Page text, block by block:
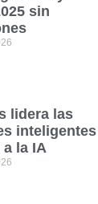
sin
lidera las
inteligentes
la IA